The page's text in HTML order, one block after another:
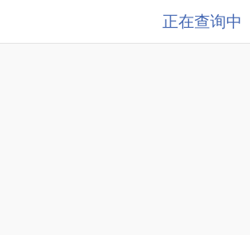
正在查询中